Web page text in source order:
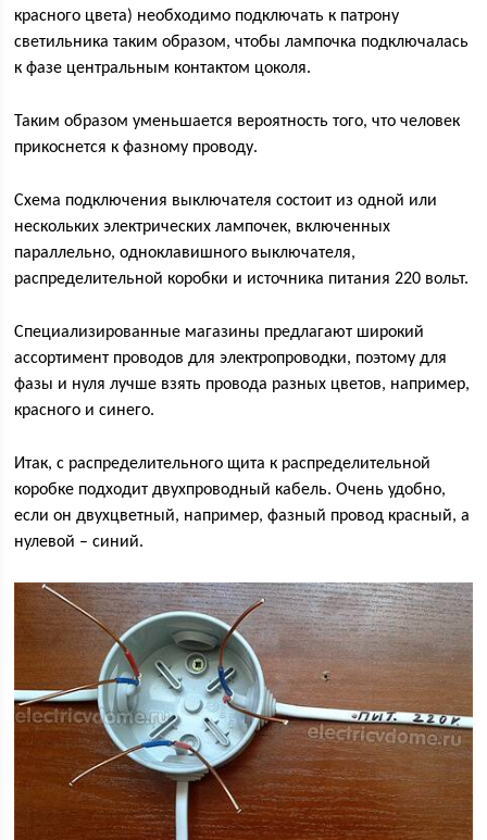
красного цвета) необходимо подключать к патрону
светильника таким образом, чтобы лампочка подключалась
к фазе центральным контактом цоколя.
Таким образом уменьшается вероятность того, что человек
прикоснется к фазному проводу.
Схема подключения выключателя состоит из одной или
нескольких электрических лампочек, включенных
параллельно, одноклавишного выключателя,
распределительной коробки и источника питания 220 вольт.
Специализированные магазины предлагают широкий
ассортимент проводов для электропроводки, поэтому для
фазы и нуля лучше взять провода разных цветов, например,
красного и синего.
Итак, с распределительного щита к распределительной
коробке подходит двухпроводный кабель. Очень удобно,
если он двухцветный, например, фазный провод красный, а
нулевой – синий.